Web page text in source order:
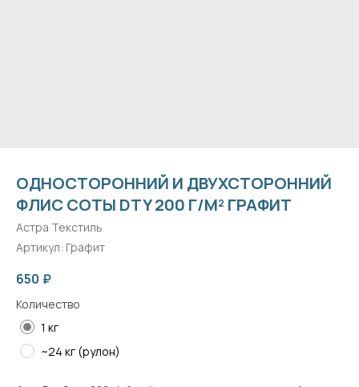
ОДНОСТОРОННИЙ И ДВУХСТОРОННИЙ
ФЛИС СОТЫ DTY 200 Г/М² ГРАФИТ
Астра Текстиль
Артикул: Графит
650 ₽
Количество
1 кг
~24 кг (рулон)